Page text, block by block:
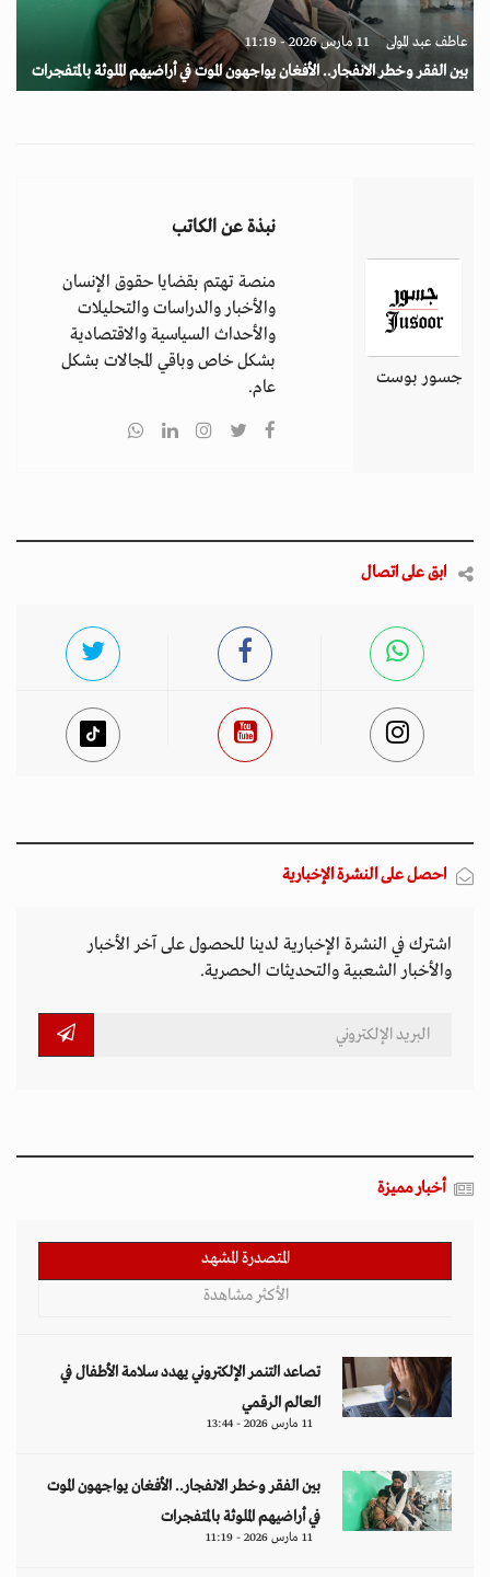
عاطف عبد المولى 11 مارس 2026 - 11:19
بين الفقر وخطر الانفجار.. الأفغان يواجهون الموت في أراضيهم الملوثة بالمتفجرات
جسور بوست
نبذة عن الكاتب
منصة تهتم بقضايا حقوق الإنسان
والأخبار والدراسات والتحليلات
والأحداث السياسية والاقتصادية
بشكل خاص وباقي المجالات بشكل
عام.
ابق على اتصال
احصل على النشرة الإخبارية
اشترك في النشرة الإخبارية لدينا للحصول على آخر الأخبار
والأخبار الشعبية والتحديثات الحصرية.
أخبار مميزة
المتصدرة المشهد
الأكثر مشاهدة
تصاعد التنمر الإلكتروني يهدد سلامة الأطفال في
العالم الرقمي
11 مارس 2026 - 13:44
بين الفقر وخطر الانفجار.. الأفغان يواجهون الموت
في أراضيهم الملوثة بالمتفجرات
11 مارس 2026 - 11:19